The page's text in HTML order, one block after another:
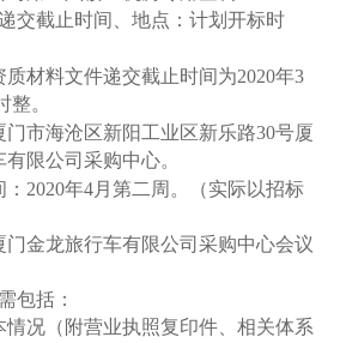
交截止时间、地点：计划开标时
质材料文件递交截止时间为2020年3
整。
门市海沧区新阳工业区新乐路30号厦
限公司采购中心。
2020年4月第二周。（实际以招标
门金龙旅行车有限公司采购中心会议
包括：
情况（附营业执照复印件、相关体系